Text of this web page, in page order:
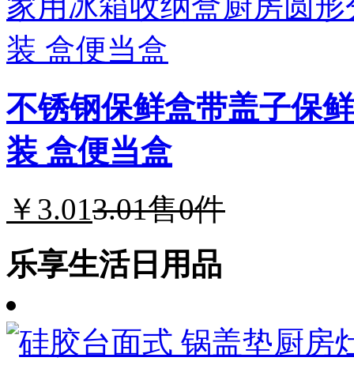
不锈钢保鲜盒带盖子保
装 盒便当盒
￥3.013.01售0件
乐享生活日用品